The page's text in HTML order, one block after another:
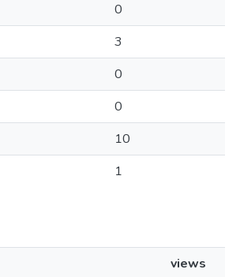
0
3
0
0
10
1
views